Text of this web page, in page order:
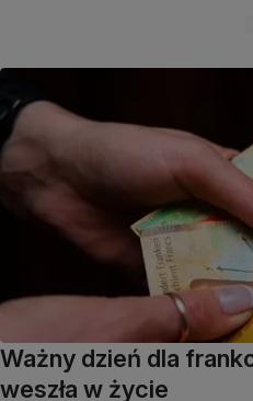
Ważny dzień dla
weszła w życie